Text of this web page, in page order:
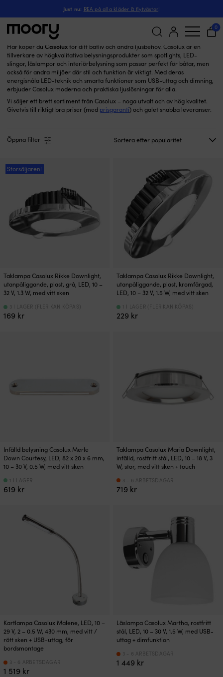
Just nu: REA på alla kläder & flytvästar!
Sök
efter:
0
Casolux
Här köper du Casoluxför ditt båtliv och andra ljusbehov. Casolux är en
tillverkare av högkvalitativa belysningsprodukter som spotlights, LED-
slingor, läslampor och interiörbelysning som passar perfekt för båtar, men
också för andra miljöer där stil och funktion är viktigt. Med deras
energisnåla LED-teknik och smarta funktioner som USB-uttag och dimning,
erbjuder Casolux moderna och praktiska ljuslösningar för alla.
Vi säljer ett brett sortiment från Casolux – noga utvalt och av hög kvalitet.
Givetvis till riktigt bra priser (med prisgaranti) och galet snabba leveranser.
Öppna filter
Storsäljaren!
Taklampa Casolux Rikke Downlight,
utanpåliggande, plast, grå, LED, 10 –
32 V, 1.3 W, med vitt sken
169 kr
3 I LAGER (FLER KAN KÖPAS)
Taklampa Casolux Rikke Downlight,
utanpåliggande, plast, kromfärgad,
LED, 10 – 32 V, 1.5 W, med vitt sken
229 kr
1 I LAGER (FLER KAN KÖPAS)
Infälld belysning Casolux Merle
Down Courtesy, LED, 82 x 20 x 6 mm,
10 – 30 V, 0.5 W, med vitt sken
619 kr
1 I LAGER
Taklampa Casolux Maria Downlight,
infälld, rostfritt stål, LED, 10 – 18 V, 3
W, stor, med vitt sken + touch
719 kr
3 - 6 ARBETSDAGAR
Kartlampa Casolux Malene, LED, 10 –
29 V, 2 – 0.5 W, 430 mm, med vitt /
rött sken + USB-uttag, för
bordsmontage
1 519 kr
3 - 6 ARBETSDAGAR
Läslampa Casolux Martha, rostfritt
stål, LED, 10 – 30 V, 1.5 W, med USB-
uttag + dimfunktion
1 449 kr
3 - 6 ARBETSDAGAR